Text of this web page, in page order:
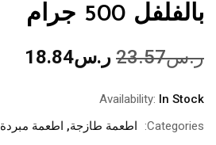
بالفلفل 500 جرام
ر.س23.57 ر.س18.84
Availability: In Stock
Categories:
اطعمة طازجة, اطعمة مبردة